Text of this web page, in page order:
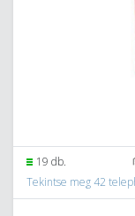
19 db.
Tekintse meg 42